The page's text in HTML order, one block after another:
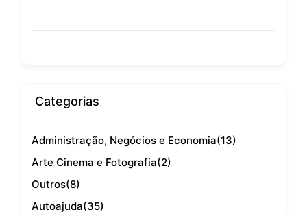
Categorias
Administração, Negócios e Economia(13)
Arte Cinema e Fotografia(2)
Outros(8)
Autoajuda(35)